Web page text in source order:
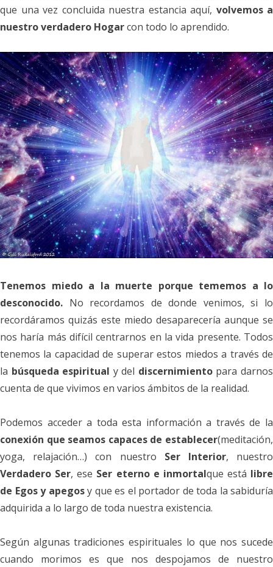
que una vez concluida nuestra estancia aquí, volvemos a
nuestro verdadero Hogarcon todo lo aprendido.
Tenemos miedo a la muerte porque tememos a lo
desconocido. No recordamos de donde venimos, si lo
recordáramos quizás este miedo desaparecería aunque se
nos haría más difícil centrarnos en la vida presente. Todos
tenemos la capacidad de superar estos miedos a través de
la búsqueda espiritual y del discernimiento para darnos
cuenta de que vivimos en varios ámbitos de la realidad.
Podemos acceder a toda esta información a través de la
conexión que seamos capaces de establecer(meditación,
yoga, relajación…) con nuestro Ser Interior, nuestro
Verdadero Ser, ese Ser eterno e inmortalque está libre
de Egos y apegosy que es el portador de toda la sabiduría
adquirida a lo largo de toda nuestra existencia.
Según algunas tradiciones espirituales lo que nos sucede
cuando morimos es que nos despojamos de nuestro